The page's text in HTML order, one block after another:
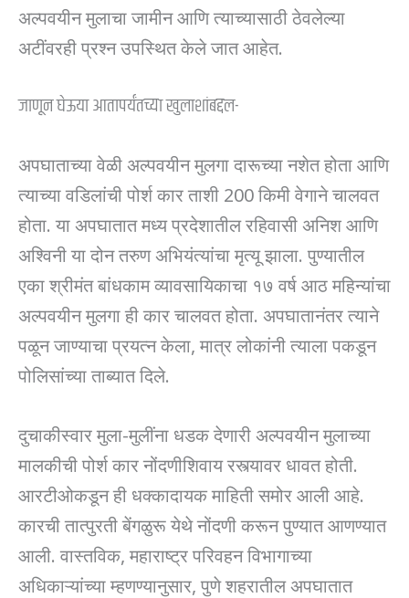
अल्पवयीन मुलाचा जामीन आणि त्याच्यासाठी ठेवलेल्या
अटींवरही प्रश्न उपस्थित केले जात आहेत.
जाणून घेऊया आतापर्यंतच्या खुलाशांबद्दल-
अपघाताच्या वेळी अल्पवयीन मुलगा दारूच्या नशेत होता आणि
त्याच्या वडिलांची पोर्श कार ताशी 200 किमी वेगाने चालवत
होता. या अपघातात मध्य प्रदेशातील रहिवासी अनिश आणि
अश्विनी या दोन तरुण अभियंत्यांचा मृत्यू झाला. पुण्यातील
एका श्रीमंत बांधकाम व्यावसायिकाचा १७ वर्ष आठ महिन्यांचा
अल्पवयीन मुलगा ही कार चालवत होता. अपघातानंतर त्याने
पळून जाण्याचा प्रयत्न केला, मात्र लोकांनी त्याला पकडून
पोलिसांच्या ताब्यात दिले.
दुचाकीस्वार मुला-मुलींना धडक देणारी अल्पवयीन मुलाच्या
मालकीची पोर्श कार नोंदणीशिवाय रस्त्यावर धावत होती.
आरटीओकडून ही धक्कादायक माहिती समोर आली आहे.
कारची तात्पुरती बेंगळुरू येथे नोंदणी करून पुण्यात आणण्यात
आली. वास्तविक, महाराष्ट्र परिवहन विभागाच्या
अधिकाऱ्यांच्या म्हणण्यानुसार, पुणे शहरातील अपघातात